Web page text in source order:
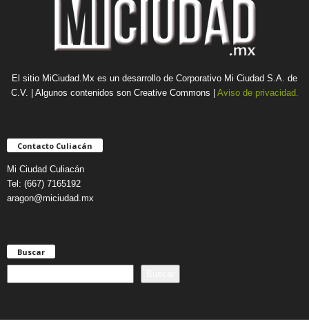
El sitio MiCiudad.Mx es un desarrollo de Corporativo Mi Ciudad S.A. de
C.V. | Algunos contenidos son Creative Commons | Aviso de privacidad.
Contacto Culiacán
Mi Ciudad Culiacán
Tel: (667) 7165192
aragon@miciudad.mx
Buscar
u